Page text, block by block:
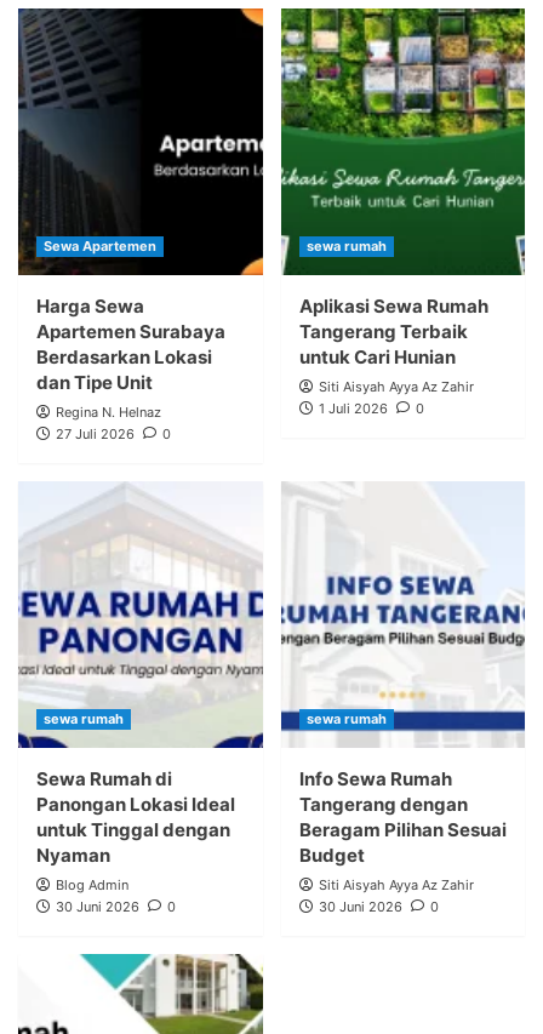
Sewa Apartemen
Harga Sewa
Apartemen Surabaya
Berdasarkan Lokasi
dan Tipe Unit
Regina N. Helnaz
27 Juli 2026
0
sewa rumah
Aplikasi Sewa Rumah
Tangerang Terbaik
untuk Cari Hunian
Siti Aisyah Ayya Az Zahir
1 Juli 2026
0
sewa rumah
Sewa Rumah di
Panongan Lokasi Ideal
untuk Tinggal dengan
Nyaman
Blog Admin
30 Juni 2026
0
sewa rumah
Info Sewa Rumah
Tangerang dengan
Beragam Pilihan Sesuai
Budget
Siti Aisyah Ayya Az Zahir
30 Juni 2026
0